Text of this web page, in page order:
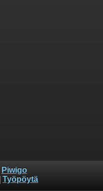
Piwigo
Työpöytä